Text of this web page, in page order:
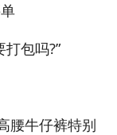
包吗?”
腰牛仔裤特别